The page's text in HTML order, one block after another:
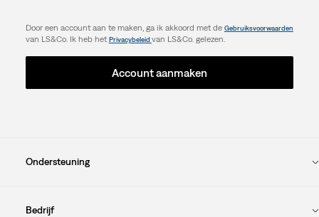
Door een account aan te maken, ga ik akkoord met de Gebruiksvoorwaarden
van LS&Co. Ik heb hetPrivacybeleid van LS&Co. gelezen.
Account aanmaken
Ondersteuning
Bedrijf